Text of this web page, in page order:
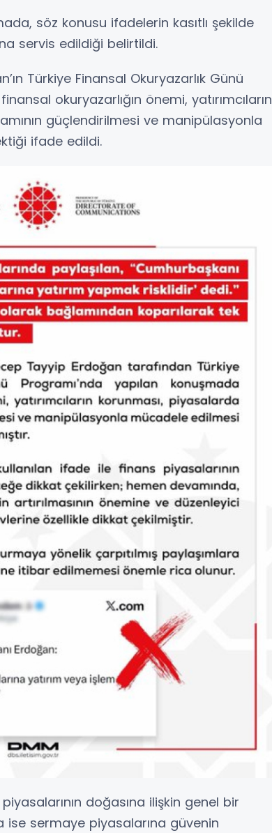
söz konusu ifadelerin kasıtlı şekilde
servis edildiği belirtildi.
Türkiye Finansal Okuryazarlık Günü
okuryazarlığın önemi, yatırımcıların
güçlendirilmesi ve manipülasyonla
ifade edildi.
doğasına ilişkin genel bir
ise sermaye piyasalarına güvenin